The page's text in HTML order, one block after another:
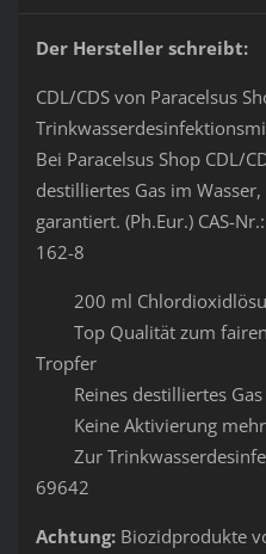
Der Hersteller schreibt:
CDL/CDS von Paracelsus
Bei Paracelsus Shop CDL/
destilliertes Gas im
garantiert. (Ph.Eur.) CAS-
162-8
200 ml
Top Qualität zum fairen
Tropfer
Reines destilliertes Gas
Keine Aktivierung mehr
Zur
69642
Achtung:Biozidprodukte